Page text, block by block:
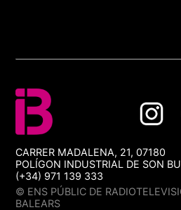
CARRER MADALENA, 21, 07180
POLÍGON INDUSTRIAL DE SON
(+34) 971 139 333
© ENS PÚBLIC DE
BALEARS